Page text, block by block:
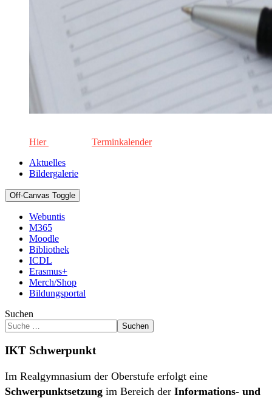
Hier
Terminkalender
Aktuelles
Bildergalerie
Off-Canvas Toggle
Webuntis
M365
Moodle
Bibliothek
ICDL
Erasmus+
Merch/Shop
Bildungsportal
Suchen
Suchen
IKT Schwerpunkt
Im Realgymnasium der Oberstufe erfolgt eine
Schwerpunktsetzung im Bereich der Informations- und